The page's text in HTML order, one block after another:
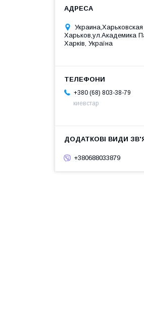
Украина,Харьковская
Харьков,ул.Академика
Харків, Україна
+380 (68) 803-38-79
киевстар
+380688033879